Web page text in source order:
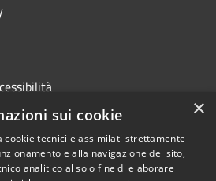
×
sui cookie
cookie tecnici e assimilati strettamente
e alla navigazione del sito,
analitico al solo fine di elaborare